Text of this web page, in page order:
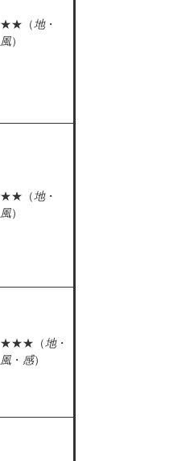
★★（地・
風）
★★（地・
風）
★★★（地・
風 ・ 感）